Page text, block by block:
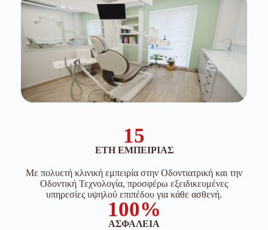
15
ΈΤΗ ΕΜΠΕΙΡΊΑΣ
Με πολυετή κλινική εμπειρία στην Οδοντιατρική και την
Οδοντική Τεχνολογία, προσφέρω εξειδικευμένες
υπηρεσίες υψηλού επιπέδου για κάθε ασθενή.
100%
ΑΣΦΆΛΕΙΑ